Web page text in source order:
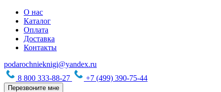
О нас
Каталог
Оплата
Доставка
Контакты
podarochnieknigi@yandex.ru
8 800 333-88-27
+7 (499) 390-75-44
Перезвоните мне